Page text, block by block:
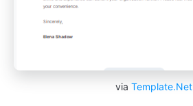
via Template.Net